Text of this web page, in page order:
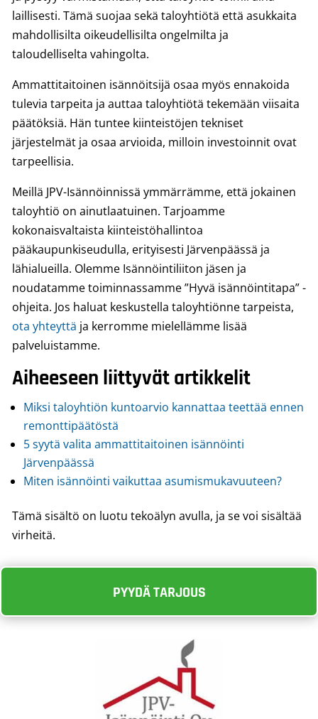
laillisesti. Tämä suojaa sekä taloyhtiötä että asukkaita
mahdollisilta oikeudellisilta ongelmilta ja
taloudelliselta vahingolta.
Ammattitaitoinen isännöitsijä osaa myös ennakoida
tulevia tarpeita ja auttaa taloyhtiötä tekemään viisaita
päätöksiä. Hän tuntee kiinteistöjen tekniset
järjestelmät ja osaa arvioida, milloin investoinnit ovat
tarpeellisia.
Meillä JPV-Isännöinnissä ymmärrämme, että jokainen
taloyhtiö on ainutlaatuinen. Tarjoamme
kokonaisvaltaista kiinteistöhallintoa
pääkaupunkiseudulla, erityisesti Järvenpäässä ja
lähialueilla. Olemme Isännöintiliiton jäsen ja
noudatamme toiminnassamme ”Hyvä isännöintitapa” -
ohjeita. Jos haluat keskustella taloyhtiönne tarpeista,
ota yhteyttä ja kerromme mielellämme lisää
palveluistamme.
Aiheeseen liittyvät artikkelit
Miksi taloyhtiön kuntoarvio kannattaa teettää ennen
remonttipäätöstä
5 syytä valita ammattitaitoinen isännöinti
Järvenpäässä
Miten isännöinti vaikuttaa asumismukavuuteen?
Tämä sisältö on luotu tekoälyn avulla, ja se voi sisältää
virheitä.
PYYDÄ TARJOUS